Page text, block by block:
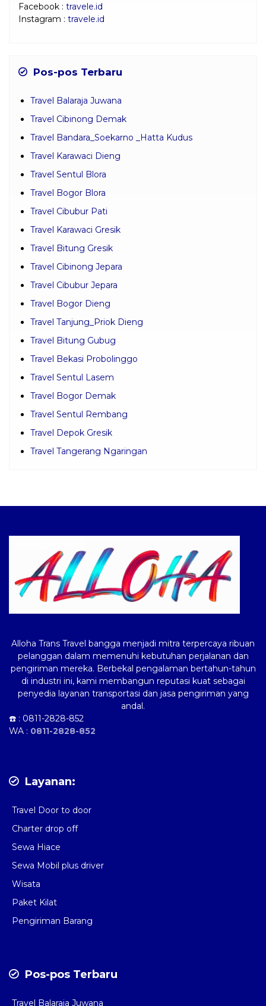
Facebook : travele.id
Instagram : travele.id
Pos-pos Terbaru
Travel Balaraja Juwana
Travel Cibinong Demak
Travel Bandara_Soekarno _Hatta Kudus
Travel Karawaci Dieng
Travel Sentul Blora
Travel Bogor Blora
Travel Cibubur Pati
Travel Karawaci Gresik
Travel Bitung Gresik
Travel Cibinong Jepara
Travel Cibubur Jepara
Travel Bogor Dieng
Travel Tanjung_Priok Dieng
Travel Bitung Gubug
Travel Bekasi Probolinggo
Travel Sentul Lasem
Travel Bogor Demak
Travel Sentul Rembang
Travel Depok Gresik
Travel Tangerang Ngaringan
Alloha Trans Travel bangga menjadi mitra terpercaya ribuan
pelanggan dalam memenuhi kebutuhan perjalanan dan
pengiriman mereka. Berbekal pengalaman bertahun-tahun
di industri ini, kami membangun reputasi kuat sebagai
penyedia layanan transportasi dan jasa pengiriman yang
andal.
☎️ : 0811-2828-852
WA : 0811-2828-852
Layanan:
Travel Door to door
Charter drop off
Sewa Hiace
Sewa Mobil plus driver
Wisata
Paket Kilat
Pengiriman Barang
Pos-pos Terbaru
Travel Balaraja Juwana